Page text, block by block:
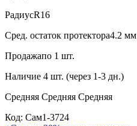
РадиусR16
Сред. остаток протектора4.2 мм
Продажапо 1 шт.
Наличие 4 шт. (через 1-3 дн.)
Средняя Средняя Средняя
Код: Сам1-3724